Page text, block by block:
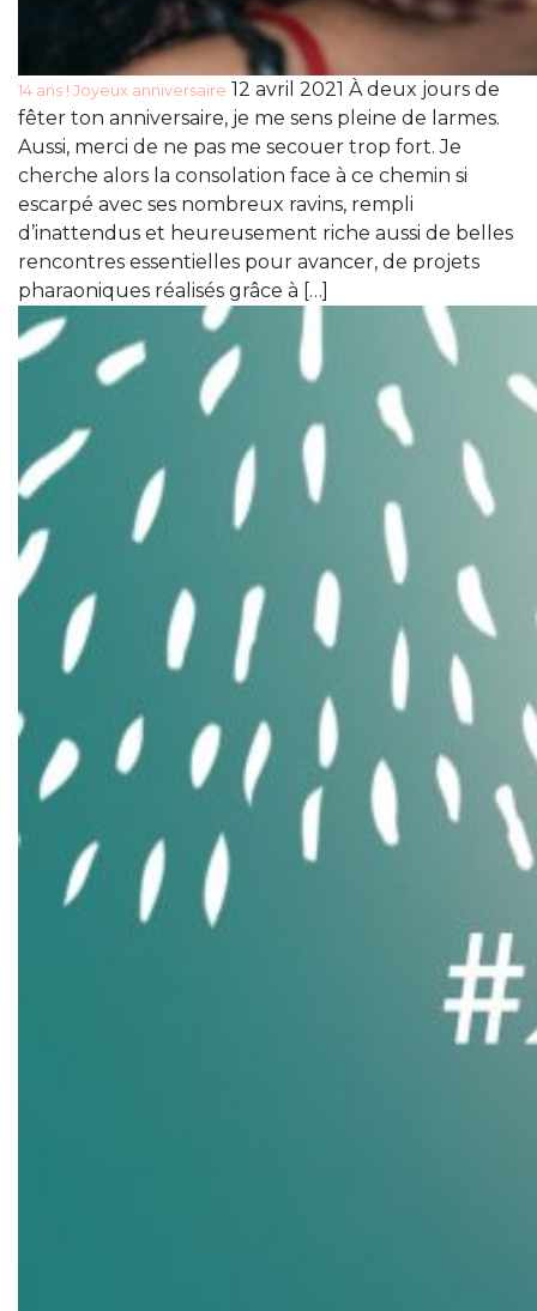
14 ans ! Joyeux anniversaire 12 avril 2021 À deux jours de
fêter ton anniversaire, je me sens pleine de larmes.
Aussi, merci de ne pas me secouer trop fort. Je
cherche alors la consolation face à ce chemin si
escarpé avec ses nombreux ravins, rempli
d’inattendus et heureusement riche aussi de belles
rencontres essentielles pour avancer, de projets
pharaoniques réalisés grâce à […]